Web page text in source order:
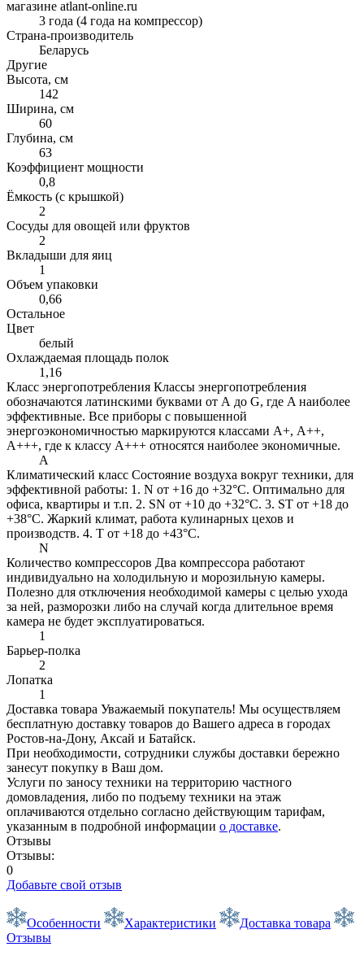
магазине atlant-online.ru
3 года (4 года на компрессор)
Страна-производитель
Беларусь
Другие
Высота, см
142
Ширина, см
60
Глубина, см
63
Коэффициент мощности
0,8
Ёмкость (с крышкой)
2
Сосуды для овощей или фруктов
2
Вкладыши для яиц
1
Объем упаковки
0,66
Остальное
Цвет
белый
Охлаждаемая площадь полок
1,16
Класс энергопотребления Классы энергопотребления
обозначаются латинскими буквами от А до G, где A наиболее
эффективные. Все приборы с повышенной
энергоэкономичностью маркируются классами A+, А++,
A+++, где к классу А+++ относятся наиболее экономичные.
A
Климатический класс Состояние воздуха вокруг техники, для
эффективной работы: 1. N от +16 до +32°C. Оптимально для
офиса, квартиры и т.п. 2. SN от +10 до +32°C. 3. ST от +18 до
+38°C. Жаркий климат, работа кулинарных цехов и
производств. 4. Т от +18 до +43°C.
N
Количество компрессоров Два компрессора работают
индивидуально на холодильную и морозильную камеры.
Полезно для отключения необходимой камеры с целью ухода
за ней, разморозки либо на случай когда длительное время
камера не будет эксплуатироваться.
1
Барьер-полка
2
Лопатка
1
Доставка товара Уважаемый покупатель! Мы осуществляем
бесплатную доставку товаров до Вашего адреса в городах
Ростов-на-Дону, Аксай и Батайск.
При необходимости, сотрудники службы доставки бережно
занесут покупку в Ваш дом.
Услуги по заносу техники на территорию частного
домовладения, либо по подъему техники на этаж
оплачиваются отдельно согласно действующим тарифам,
указанным в подробной информации о доставке.
Отзывы
Отзывы:
0
Добавьте свой отзыв
Особенности Характеристики
Доставка товара
Отзывы